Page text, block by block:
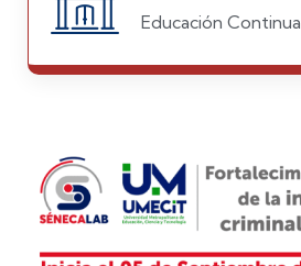
Educación Continua